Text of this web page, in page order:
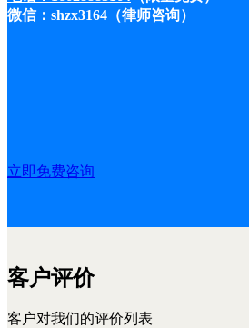
微信：shzx3164（律师咨询）
立即免费咨询
客户评价
客户对我们的评价列表